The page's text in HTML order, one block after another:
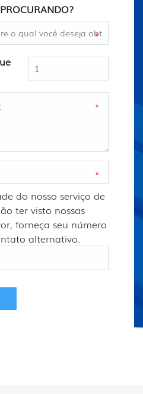
*
*
*
do nosso serviço de
ter visto nossas
forneça seu número
alternativo.